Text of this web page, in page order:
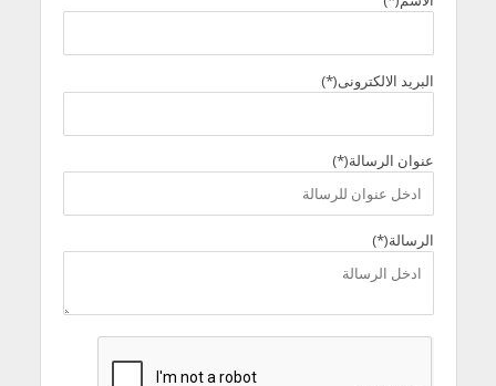
البريد الالكترونى(*)
عنوان الرسالة(*)
الرسالة(*)